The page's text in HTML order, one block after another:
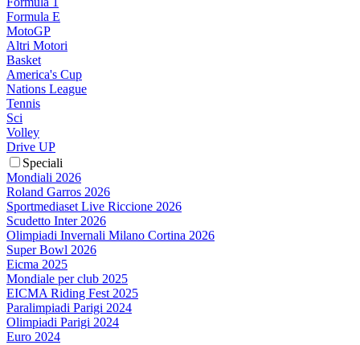
Formula E
MotoGP
Altri Motori
Basket
America's Cup
Nations League
Tennis
Sci
Volley
Drive UP
Speciali
Mondiali 2026
Roland Garros 2026
Sportmediaset Live Riccione 2026
Scudetto Inter 2026
Olimpiadi Invernali Milano Cortina 2026
Super Bowl 2026
Eicma 2025
Mondiale per club 2025
EICMA Riding Fest 2025
Paralimpiadi Parigi 2024
Olimpiadi Parigi 2024
Euro 2024